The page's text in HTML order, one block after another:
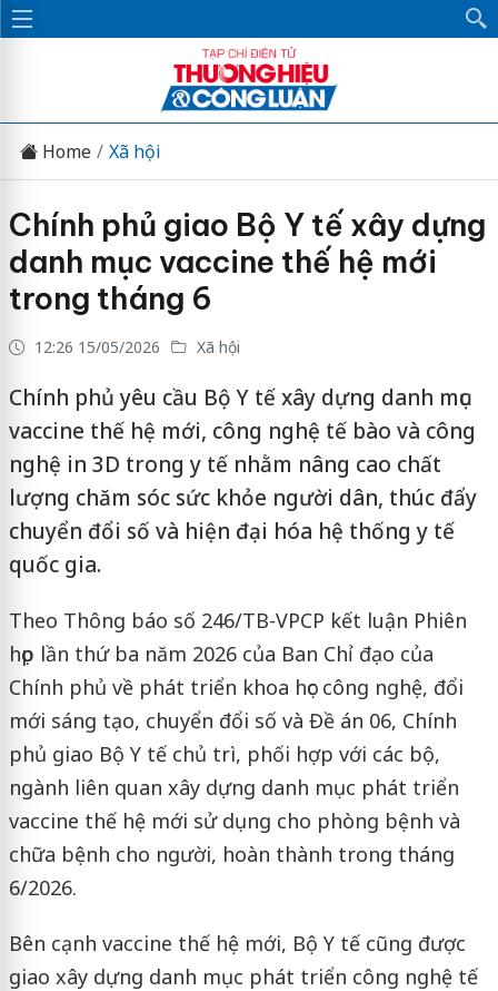
Home Xã hội
Chính phủ giao Bộ Y tế xây dựng
danh mục vaccine thế hệ mới
trong tháng 6
12:26 15/05/2026 Xã hội
Chính phủ yêu cầu Bộ Y tế xây dựng danh mục
vaccine thế hệ mới, công nghệ tế bào và công
nghệ in 3D trong y tế nhằm nâng cao chất
lượng chăm sóc sức khỏe người dân, thúc đẩy
chuyển đổi số và hiện đại hóa hệ thống y tế
quốc gia.
Theo Thông báo số 246/TB-VPCP kết luận Phiên
họp lần thứ ba năm 2026 của Ban Chỉ đạo của
Chính phủ về phát triển khoa học công nghệ, đổi
mới sáng tạo, chuyển đổi số và Đề án 06, Chính
phủ giao Bộ Y tế chủ trì, phối hợp với các bộ,
ngành liên quan xây dựng danh mục phát triển
vaccine thế hệ mới sử dụng cho phòng bệnh và
chữa bệnh cho người, hoàn thành trong tháng
6/2026.
Bên cạnh vaccine thế hệ mới, Bộ Y tế cũng được
giao xây dựng danh mục phát triển công nghệ tế